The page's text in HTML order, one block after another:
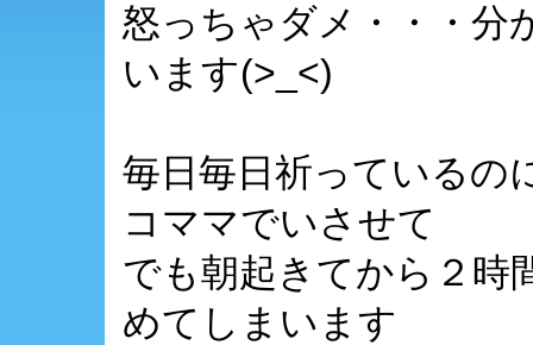
怒っちゃダメ・・・分
います(>_<)
毎日毎日祈っているの
コママでいさせて
でも朝起きてから２時
めてしまいます